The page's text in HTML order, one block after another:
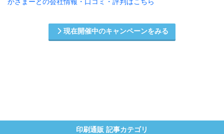
かさまーとの会社情報・口コミ・評判はこちら
現在開催中のキャンペーンをみる
印刷通販 記事カテゴリ